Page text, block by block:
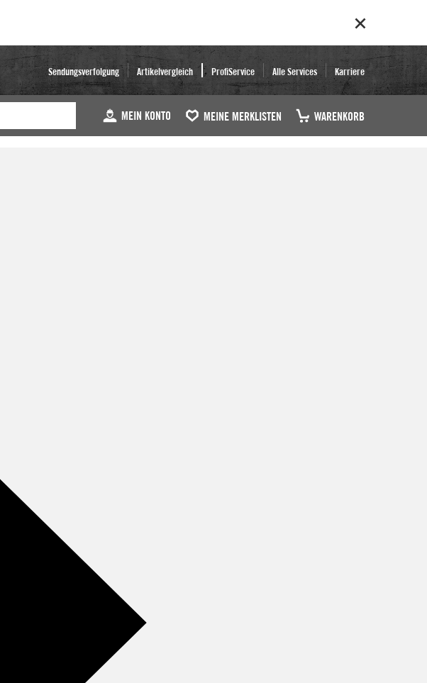
Sendungsverfolgung Artikelvergleich ProfiService Alle Services Karriere
MEIN KONTO MEINE MERKLISTEN WARENKORB